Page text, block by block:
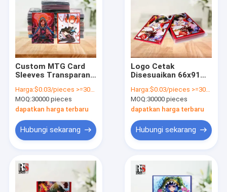
Custom MTG Card
Sleeves Transparan
100 Pcs Per Paket
Harga:$0.03/pieces >=30000 pieces
MOQ:30000 pieces
dapatkan harga terbaru
Hubungi sekarang
Logo Cetak
Disesuaikan 66x91
Sleeve Permukaan
Matte
Harga:$0.03/pieces >=30000 pieces
MOQ:30000 pieces
dapatkan harga terbaru
Hubungi sekarang